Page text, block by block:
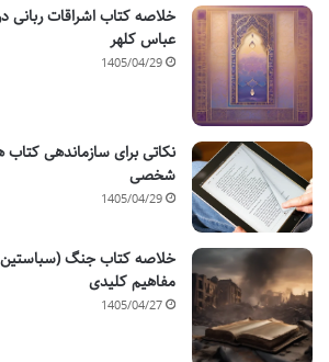
خلاصه کتاب اشراقات
عباس کلهر
1405/04/29
نکاتی برای سازماندهی کتاب
شخصی
1405/04/29
خلاصه کتاب جنگ
مفاهیم کلیدی
1405/04/27